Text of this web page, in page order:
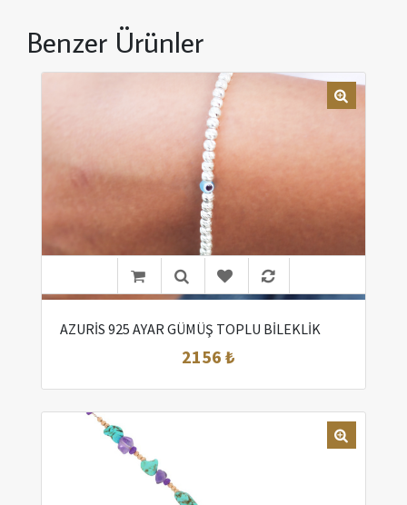
Benzer Ürünler
AZURİS 925 AYAR GÜMÜŞ TOPLU BİLEKLİK
2156 ₺